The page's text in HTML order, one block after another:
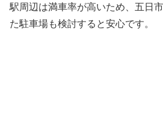
駅周辺は満車率が高いため、五日
た駐車場も検討すると安心です。